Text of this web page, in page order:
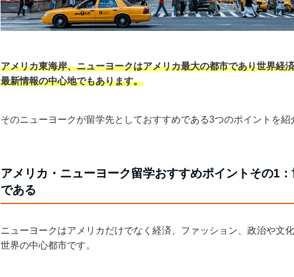
アメリカ東海岸、ニューヨークはアメリカ最大の都市であり世界経
最新情報の中心地でもあります。
そのニューヨークが留学先としておすすめである3つのポイントを紹
アメリカ・ニューヨーク留学おすすめポイントその1
である
ニューヨークはアメリカだけでなく経済、ファッション、政治や文
世界の中心都市です。